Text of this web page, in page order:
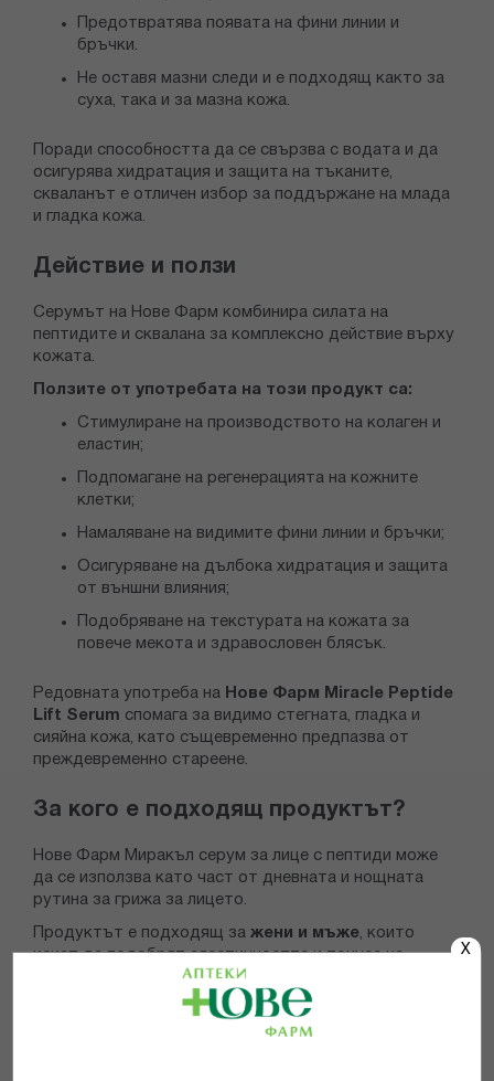
X
Предотвратява появата на фини линии и
бръчки.
Не оставя мазни следи и е подходящ както за
суха, така и за мазна кожа.
Поради способността да се свързва с водата и да
осигурява хидратация и защита на тъканите,
скваланът е отличен избор за поддържане на млада
и гладка кожа.
Действие и ползи
Серумът на Нове Фарм комбинира силата на
пептидите и сквалана за комплексно действие върху
кожата.
Ползите от употребата на този продукт са:
Стимулиране на производството на колаген и
еластин;
Подпомагане на регенерацията на кожните
клетки;
Намаляване на видимите фини линии и бръчки;
Осигуряване на дълбока хидратация и защита
от външни влияния;
Подобряване на текстурата на кожата за
повече мекота и здравословен блясък.
Редовната употреба на Нове Фарм Miracle Peptide
Lift Serum спомага за видимо стегната, гладка и
сияйна кожа, като същевременно предпазва от
преждевременно стареене.
За кого е подходящ продуктът?
Нове Фарм Миракъл серум за лице с пептиди може
да се използва като част от дневната и нощната
рутина за грижа за лицето.
Продуктът е подходящ за жени и мъже, които
искат да подобрят еластичността и тонуса на
кожата си независимо от нейния тип - включително
чувствителна и склонна към сухота. Той може да се
използва и от всеки, който иска да предотврати